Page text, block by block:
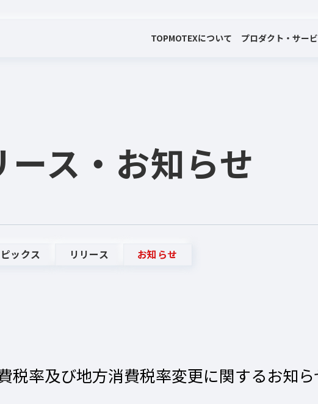
TOPMOTEXについて プロダクト・サー
ス ・お知らせ
ックス リリース お知らせ
税率及び地方消費税率変更に関するお知